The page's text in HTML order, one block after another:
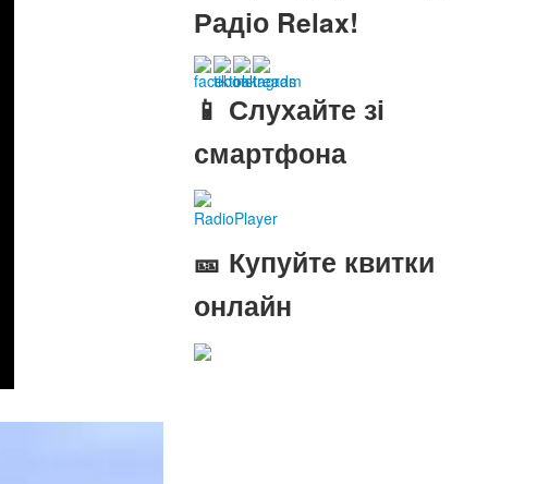
Радіо Relax!
📱 Слухайте зі
смартфона
RadioPlayer
🎫 Купуйте квитки
онлайн